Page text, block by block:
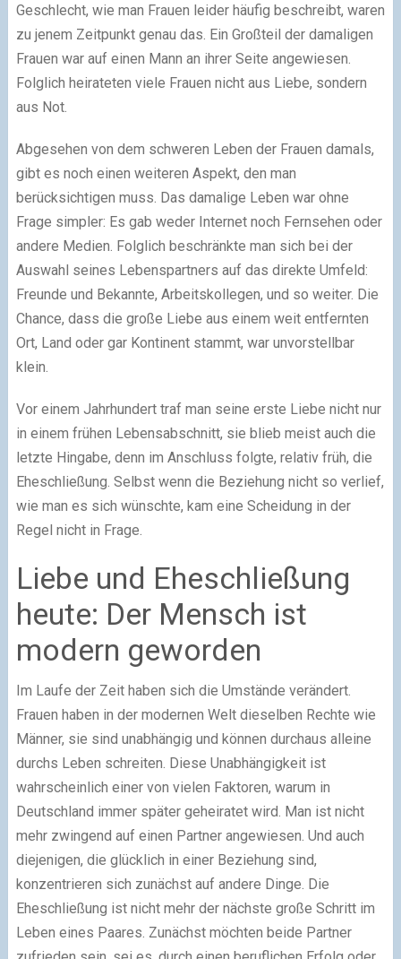
Geschlecht, wie man Frauen leider häufig beschreibt, waren
zu jenem Zeitpunkt genau das. Ein Großteil der damaligen
Frauen war auf einen Mann an ihrer Seite angewiesen.
Folglich heirateten viele Frauen nicht aus Liebe, sondern
aus Not.
Abgesehen von dem schweren Leben der Frauen damals,
gibt es noch einen weiteren Aspekt, den man
berücksichtigen muss. Das damalige Leben war ohne
Frage simpler: Es gab weder Internet noch Fernsehen oder
andere Medien. Folglich beschränkte man sich bei der
Auswahl seines Lebenspartners auf das direkte Umfeld:
Freunde und Bekannte, Arbeitskollegen, und so weiter. Die
Chance, dass die große Liebe aus einem weit entfernten
Ort, Land oder gar Kontinent stammt, war unvorstellbar
klein.
Vor einem Jahrhundert traf man seine erste Liebe nicht nur
in einem frühen Lebensabschnitt, sie blieb meist auch die
letzte Hingabe, denn im Anschluss folgte, relativ früh, die
Eheschließung. Selbst wenn die Beziehung nicht so verlief,
wie man es sich wünschte, kam eine Scheidung in der
Regel nicht in Frage.
Liebe und Eheschließung
heute: Der Mensch ist
modern geworden
Im Laufe der Zeit haben sich die Umstände verändert.
Frauen haben in der modernen Welt dieselben Rechte wie
Männer, sie sind unabhängig und können durchaus alleine
durchs Leben schreiten. Diese Unabhängigkeit ist
wahrscheinlich einer von vielen Faktoren, warum in
Deutschland immer später geheiratet wird. Man ist nicht
mehr zwingend auf einen Partner angewiesen. Und auch
diejenigen, die glücklich in einer Beziehung sind,
konzentrieren sich zunächst auf andere Dinge. Die
Eheschließung ist nicht mehr der nächste große Schritt im
Leben eines Paares. Zunächst möchten beide Partner